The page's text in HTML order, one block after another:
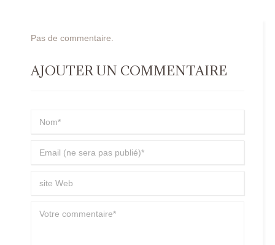
Pas de commentaire.
AJOUTER UN COMMENTAIRE